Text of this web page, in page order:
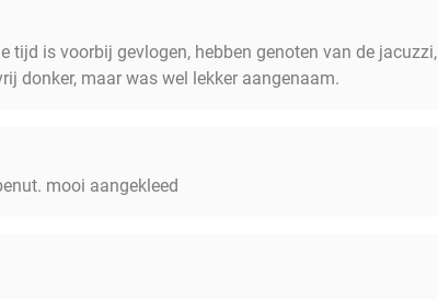
tijd is voorbij gevlogen, hebben genoten van de jacuzzi,
donker, maar was wel lekker aangenaam.
mooi aangekleed